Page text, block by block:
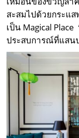
สะสมไปด้วยกระแส
เป็น Magical
ประสบการณ์ที่แสน